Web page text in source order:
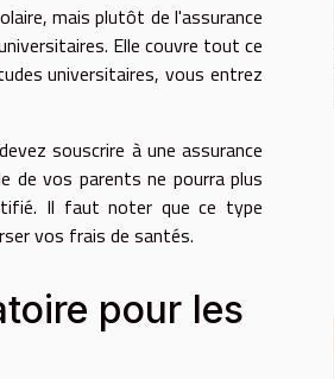
mais plutôt de l'assurance
Elle couvre tout ce
universitaires, vous entrez
souscrire à une assurance
de vos parents ne pourra plus
Il faut noter que ce type
vos frais de santés.
pour les